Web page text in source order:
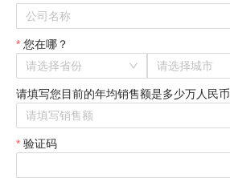
公司名称
您在哪？
请选择省份
请选择城市
请填写您目前的年均销售额是多少万人民币
验证码